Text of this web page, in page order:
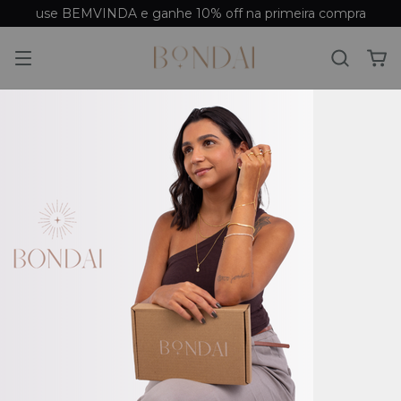
use BEMVINDA e ganhe 10% off na primeira compra
Cuidados dos Acessórios
Nossas peças recebem banho de ouro 18k ou banho de
prata de alta qualidade. Por serem acessórios banhados, é
natural que sua durabilidade esteja diretamente relacionada
aos hábitos de uso de cada pessoa.
não oferecemos garantia para
processos naturais de oxidação (escurecimento)
eles variam de acordo com o cuidado diário do cliente.
Para que seu acessório mantenha o brilho e a aparência